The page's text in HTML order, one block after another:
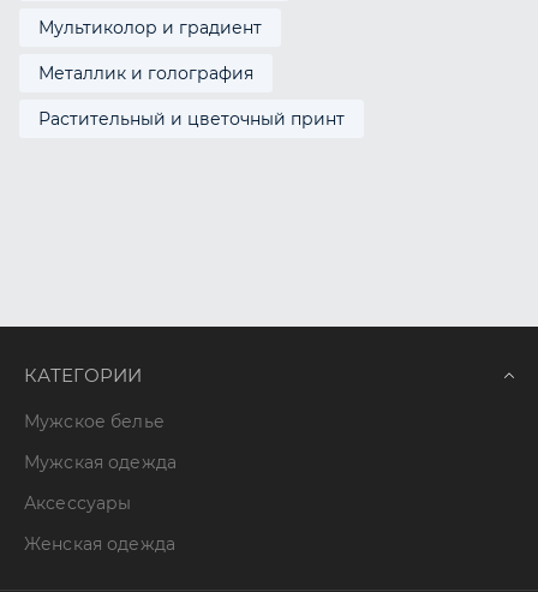
Мультиколор и градиент
Металлик и голография
Растительный и цветочный принт
КАТЕГОРИИ
Мужское белье
Мужская одежда
Аксессуары
Женская одежда